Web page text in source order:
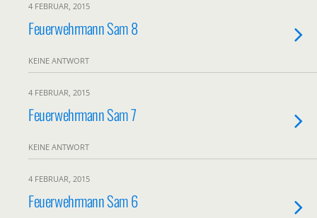
4 FEBRUAR, 2015
Feuerwehrmann Sam 8
KEINE ANTWORT
4 FEBRUAR, 2015
Feuerwehrmann Sam 7
KEINE ANTWORT
4 FEBRUAR, 2015
Feuerwehrmann Sam 6